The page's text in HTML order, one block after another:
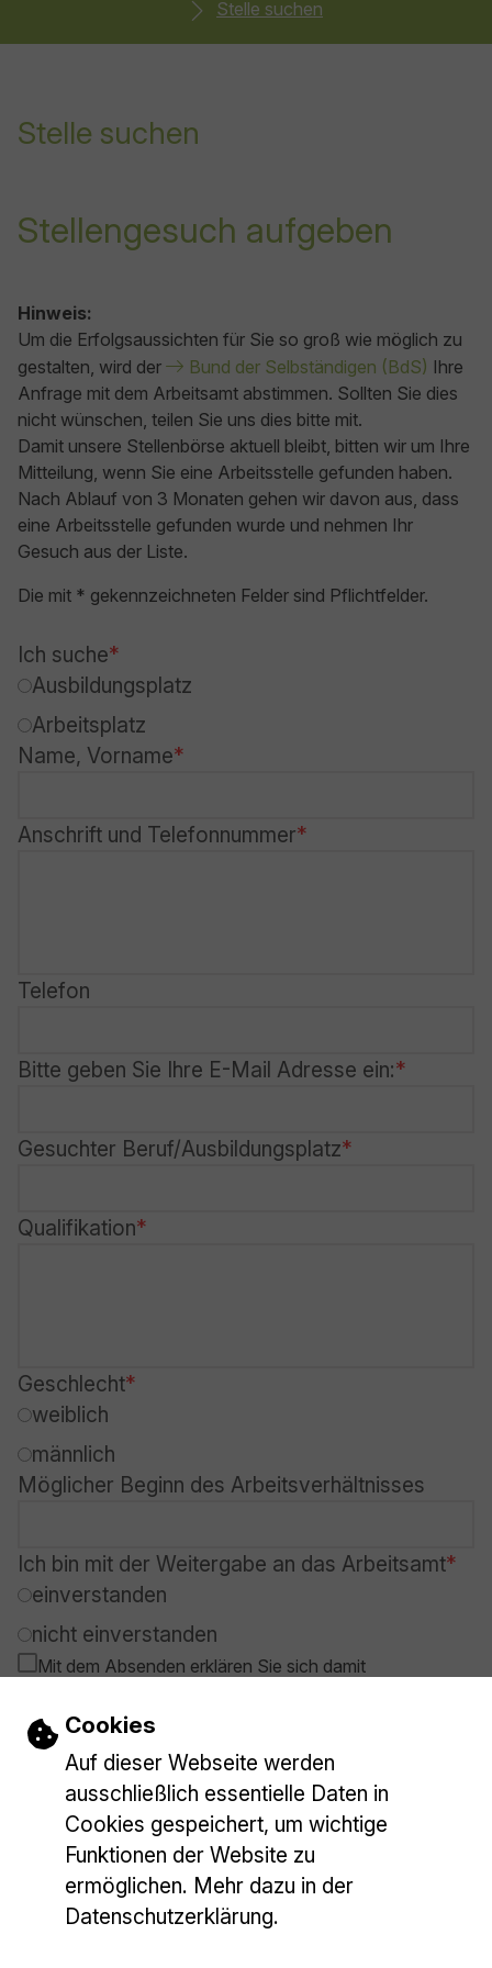
Einstellungen zu Cookies und
Cookies
Auf dieser Webseite werden
ausschließlich essentielle Daten in
Cookies gespeichert, um wichtige
Funktionen der Website zu
ermöglichen. Mehr dazu in der
Datenschutzerklärung.
Stelle suchen
Stelle suchen
Stellengesuch aufgeben
Hinweis:
Um die Erfolgsaussichten für Sie so groß wie möglich zu
gestalten, wird der
Bund der Selbständigen (BdS) Ihre
Anfrage mit dem Arbeitsamt abstimmen. Sollten Sie dies
nicht wünschen, teilen Sie uns dies bitte mit.
Damit unsere Stellenbörse aktuell bleibt, bitten wir um Ihre
Mitteilung, wenn Sie eine Arbeitsstelle gefunden haben.
Nach Ablauf von 3 Monaten gehen wir davon aus, dass
eine Arbeitsstelle gefunden wurde und nehmen Ihr
Gesuch aus der Liste.
Die mit * gekennzeichneten Felder sind Pflichtfelder.
Ich suche
Ausbildungsplatz
Arbeitsplatz
Name, Vorname
Anschrift und Telefonnummer
Telefon
Bitte geben Sie Ihre E-Mail Adresse ein:
Gesuchter Beruf/Ausbildungsplatz
Qualifikation
Geschlecht
weiblich
männlich
Möglicher Beginn des Arbeitsverhältnisses
Ich bin mit der Weitergabe an das Arbeitsamt
einverstanden
nicht einverstanden
Mit dem Absenden erklären Sie sich damit
Anliegens verwendet werden (Weitere Informationen
finden Sie in der
Absenden